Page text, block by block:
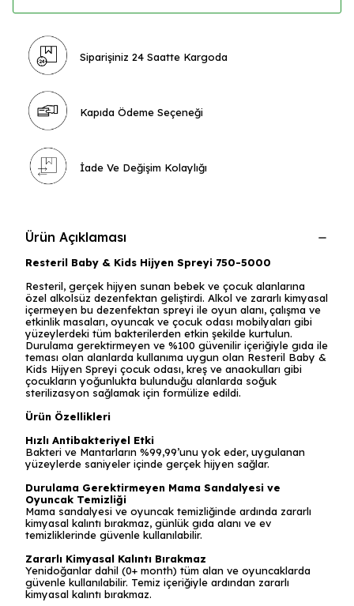
Siparişiniz 24 Saatte Kargoda
Kapıda Ödeme Seçeneği
İade Ve Değişim Kolaylığı
Ürün Açıklaması
Resteril Baby & Kids Hijyen Spreyi 750-5000
Resteril, gerçek hijyen sunan bebek ve çocuk alanlarına
özel alkolsüz dezenfektan geliştirdi. Alkol ve zararlı kimyasal
içermeyen bu dezenfektan spreyi ile oyun alanı, çalışma ve
etkinlik masaları, oyuncak ve çocuk odası mobilyaları gibi
yüzeylerdeki tüm bakterilerden etkin şekilde kurtulun.
Durulama gerektirmeyen ve %100 güvenilir içeriğiyle gıda ile
teması olan alanlarda kullanıma uygun olan Resteril Baby &
Kids Hijyen Spreyi çocuk odası, kreş ve anaokulları gibi
çocukların yoğunlukta bulunduğu alanlarda soğuk
sterilizasyon sağlamak için formülize edildi.
Ürün Özellikleri
Hızlı Antibakteriyel Etki
Bakteri ve Mantarların %99,99’unu yok eder, uygulanan
yüzeylerde saniyeler içinde gerçek hijyen sağlar.
Durulama Gerektirmeyen Mama Sandalyesi ve
Oyuncak Temizliği
Mama sandalyesi ve oyuncak temizliğinde ardında zararlı
kimyasal kalıntı bırakmaz, günlük gıda alanı ve ev
temizliklerinde güvenle kullanılabilir.
Zararlı Kimyasal Kalıntı Bırakmaz
Yenidoğanlar dahil (0+ month) tüm alan ve oyuncaklarda
güvenle kullanılabilir. Temiz içeriğiyle ardından zararlı
kimyasal kalıntı bırakmaz.